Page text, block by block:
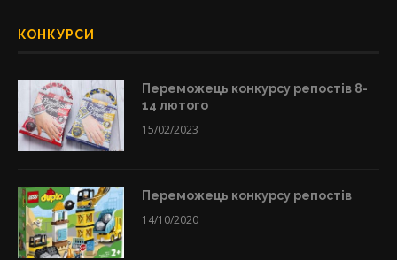
КОНКУРСИ
Переможець конкурсу репостів 8-
14 лютого
15/02/2023
Переможець конкурсу репостів
14/10/2020